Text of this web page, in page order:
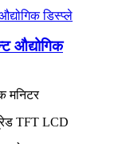
औद्योगिक
मनिटर
TFT LCD